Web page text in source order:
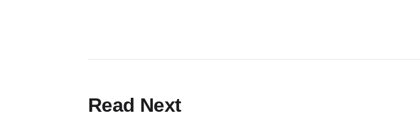
Read Next